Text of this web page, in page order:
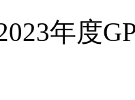
年度